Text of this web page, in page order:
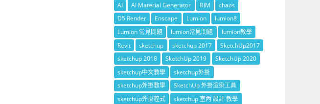
AI AI Material Generator BIM
chaos
D5 Render
Enscape Lumion
lumion8
Lumion 常見問題
lumion常見問題
lumion教學
Revit
sketchup sketchup 2017
SketchUp2017
sketchup 2018
SketchUp 2019
SketchUp 2020
sketchup中文教學
sketchup外掛
sketchup外掛教學
SketchUp 外掛渲染工具
sketchup外掛程式
sketchup 室內 設計 教學